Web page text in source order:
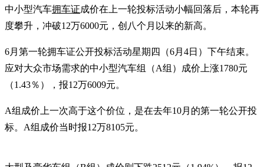
中小型汽车拥车证成价在上一轮投标活动小幅回落后，本轮再
度攀升，冲破12万6000元，创八个月以来的新高。
6月第一轮拥车证公开投标活动星期四（6月4日）下午结束。
应对大众市场需求的中小型汽车组（A组）成价上涨1780元
（1.43％），报12万6009元。
A组成价上一次高于这个价位，是在去年10月的第一轮公开投
标。A组成价当时报12万8105元。